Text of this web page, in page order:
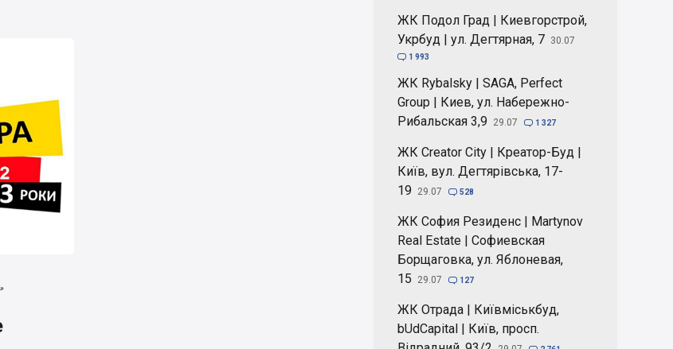
ЖК Подол Град | Киевгорстрой,
Укрбуд | ул. Дегтярная, 7 30.07
 1 993
ЖК Rybalsky | SAGA, Perfect
Group | Киев, ул. Набережно-
Рибальская 3,9
29.07  1 327
ЖК Creator City | Креатор-Буд |
Київ, вул. Дегтярівська, 17-
19
29.07  528
ЖК София Резиденс | Martynov
Real Estate | Софиевская
Борщаговка, ул. Яблоневая,
15
29.07  127
ЖК Отрада | Київміськбуд,
bUdCapital | Київ, просп.